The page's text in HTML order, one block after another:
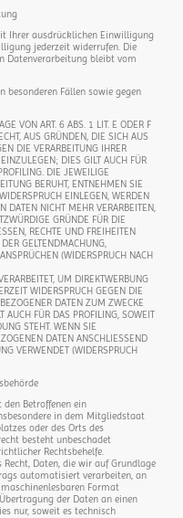
Ihrer ausdrücklichen Einwilligung
jederzeit widerrufen. Die
Datenverarbeitung bleibt vom
besonderen Fällen sowie gegen
VON ART. 6 ABS. 1 LIT. E ODER F
AUS GRÜNDEN, DIE SICH AUS
DIE VERARBEITUNG IHRER
DIES GILT AUCH FÜR
DIE JEWEILIGE
BERUHT, ENTNEHMEN SIE
EINLEGEN, WERDEN
DATEN NICHT MEHR VERARBEITEN,
GRÜNDE FÜR DIE
RECHTE UND FREIHEITEN
GELTENDMACHUNG,
(WIDERSPRUCH NACH
UM DIREKTWERBUNG
WIDERSPRUCH GEGEN DIE
DATEN ZUM ZWECKE
AUCH FÜR DAS PROFILING, SOWEIT
STEHT. WENN SIE
DATEN ANSCHLIESSEND
VERWENDET (WIDERSPRUCH
den Betroffenen ein
in dem Mitgliedstaat
oder des Orts des
besteht unbeschadet
Rechtsbehelfe.
Daten, die wir auf Grundlage
automatisiert verarbeiten, an
Format
der Daten an einen
nur, soweit es technisch